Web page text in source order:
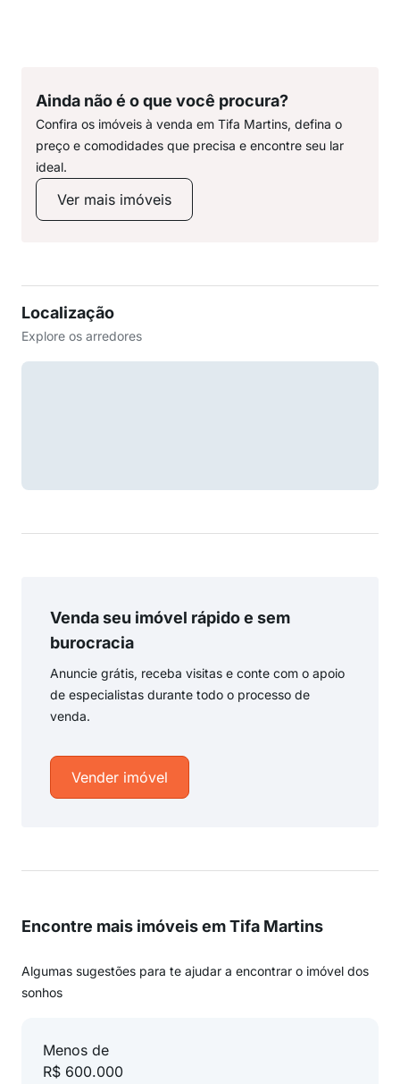
Ainda não é o que você procura?
Confira os imóveis à venda em Tifa Martins, defina o
preço e comodidades que precisa e encontre seu lar
ideal.
Ver mais imóveis
Localização
Explore os arredores
Venda seu imóvel rápido e sem
burocracia
Anuncie grátis, receba visitas e conte com o apoio
de especialistas durante todo o processo de
venda.
Vender imóvel
Encontre mais imóveis em Tifa Martins
Algumas sugestões para te ajudar a encontrar o imóvel dos
sonhos
Menos de
R$ 600.000